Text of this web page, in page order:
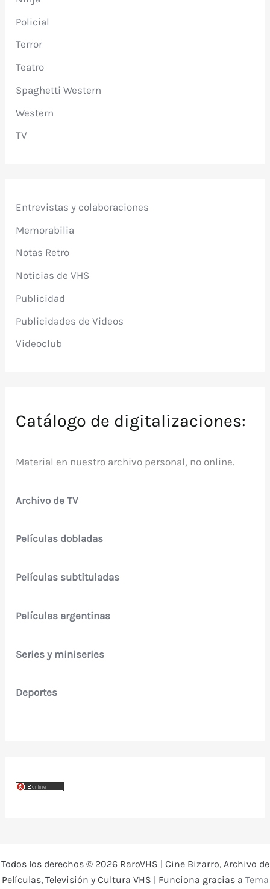
Policial
Terror
Teatro
Spaghetti Western
Western
TV
Entrevistas y colaboraciones
Memorabilia
Notas Retro
Noticias de VHS
Publicidad
Publicidades de Videos
Videoclub
Catálogo de digitalizaciones:
Material en nuestro archivo personal, no online.
Archivo de TV
Películas dobladas
Películas subtituladas
Películas argentinas
Series y miniseries
Deportes
Todos los derechos © 2026 RaroVHS | Cine Bizarro, Archivo de
Películas, Televisión y Cultura VHS | Funciona gracias a Tema